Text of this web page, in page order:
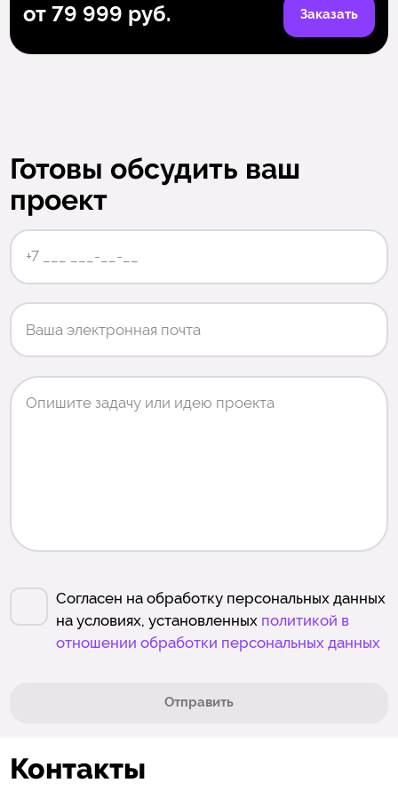
от 79 999 руб. Заказать
Готовы обсудить ваш
проект
Согласен на обработку персональных данных
на условиях, установленных политикой в
отношении обработки персональных данных
Отправить
Контакты